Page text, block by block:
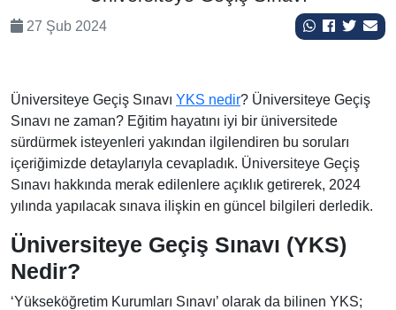
27 Şub 2024
Üniversiteye Geçiş Sınavı YKS nedir? Üniversiteye Geçiş
Sınavı ne zaman? Eğitim hayatını iyi bir üniversitede
sürdürmek isteyenleri yakından ilgilendiren bu soruları
içeriğimizde detaylarıyla cevapladık. Üniversiteye Geçiş
Sınavı hakkında merak edilenlere açıklık getirerek, 2024
yılında yapılacak sınava ilişkin en güncel bilgileri derledik.
Üniversiteye Geçiş Sınavı (YKS)
Nedir?
‘Yükseköğretim Kurumları Sınavı’ olarak da bilinen YKS;